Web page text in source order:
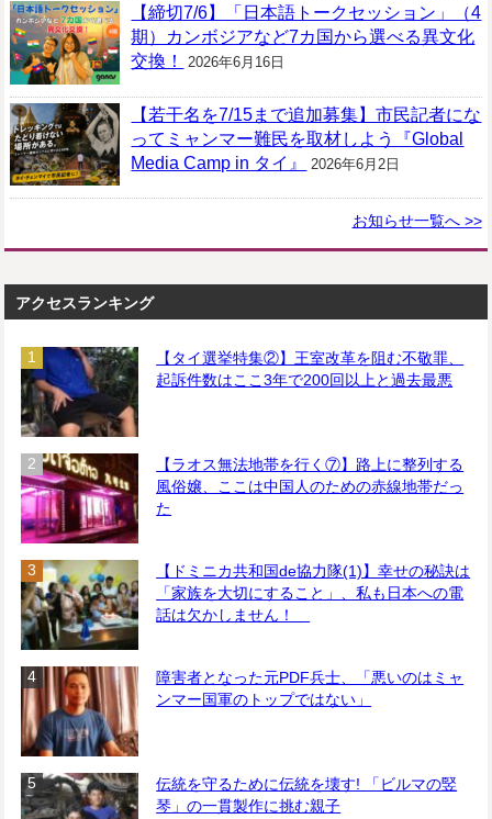
【締切7/6】「日本語トークセッション」（4
期）カンボジアなど7カ国から選べる異文化
交換！
2026年6月16日
【若干名を7/15まで追加募集】市民記者にな
ってミャンマー難民を取材しよう『Global
Media Camp in タイ』
2026年6月2日
お知らせ一覧へ >>
アクセスランキング
【タイ選挙特集②】王室改革を阻む不敬罪、
起訴件数はここ3年で200回以上と過去最悪
【ラオス無法地帯を行く⑦】路上に整列する
風俗嬢、ここは中国人のための赤線地帯だっ
た
【ドミニカ共和国de協力隊(1)】幸せの秘訣は
「家族を大切にすること」、私も日本への電
話は欠かしません！
障害者となった元PDF兵士、「悪いのはミャ
ンマー国軍のトップではない」
伝統を守るために伝統を壊す! 「ビルマの竪
琴」の一貫製作に挑む親子